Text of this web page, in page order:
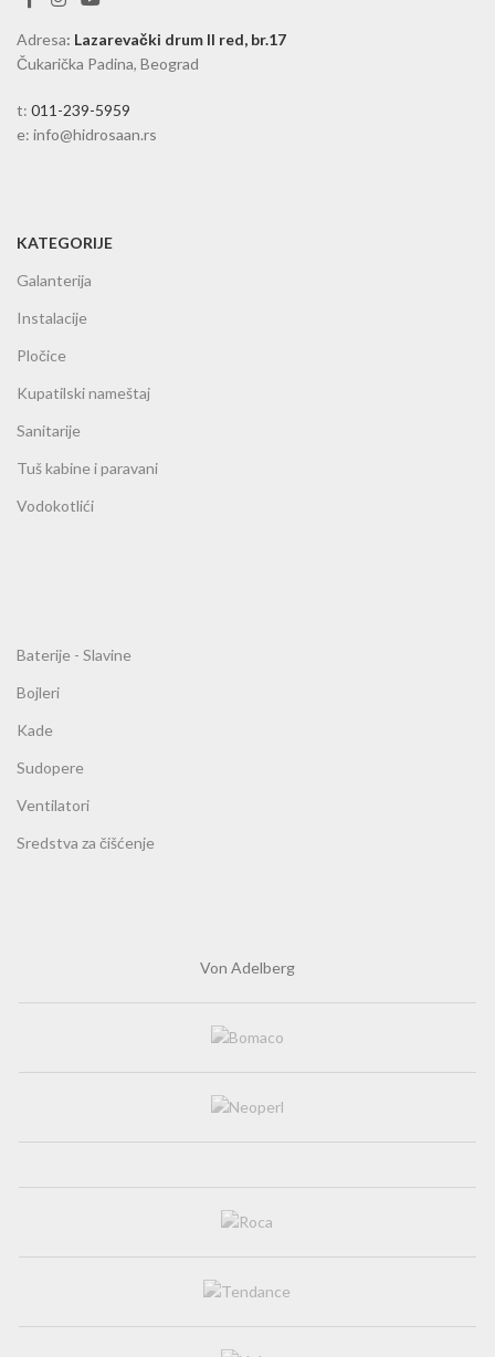
Adresa: Lazarevački drum II red, br.17
Čukarička Padina, Beograd
t: 011-239-5959
e: info@hidrosaan.rs
KATEGORIJE
Galanterija
Instalacije
Pločice
Kupatilski nameštaj
Sanitarije
Tuš kabine i paravani
Vodokotlići
Baterije - Slavine
Bojleri
Kade
Sudopere
Ventilatori
Sredstva za čišćenje
Von Adelberg